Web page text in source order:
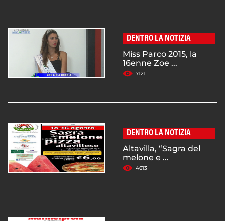
DENTRO LA NOTIZIA
Miss Parco 2015, la
16enne Zoe ...
7121
DENTRO LA NOTIZIA
Altavilla, “Sagra del
melone e ...
4613